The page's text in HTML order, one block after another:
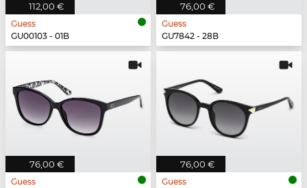
112,00 €
Guess
GU00103 - 01B
76,00 €
Guess
GU7842 - 28B
76,00 €
Guess
76,00 €
Guess